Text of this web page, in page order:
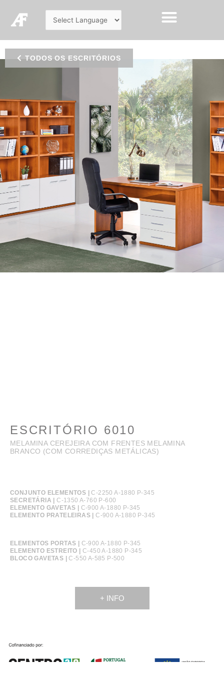
TODOS OS ESCRITÓRIOS
ESCRITÓRIO 6010
MELAMINA CEREJEIRA COM FRENTES MELAMINA
BRANCO (COM CORREDIÇAS METÁLICAS)
CONJUNTO ELEMENTOS |
C-2250 A-1880 P-345
SECRETÁRIA |
C-1350 A-760 P-600
ELEMENTO GAVETAS |
C-900 A-1880 P-345
ELEMENTO PRATELEIRAS |
C-900 A-1880 P-345
ELEMENTOS PORTAS |
C-900 A-1880 P-345
ELEMENTO ESTREITO |
C-450 A-1880 P-345
BLOCO GAVETAS |
C-550 A-585 P-500
+ INFO